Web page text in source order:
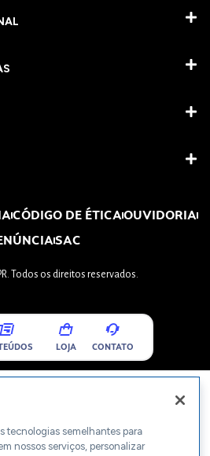
CÓDIGO DE ÉTICAOUVIDORIA
SAC
Todos os direitos reservados.
LOJA CONTATO
tecnologias semelhantes para
nossos serviços, personalizar